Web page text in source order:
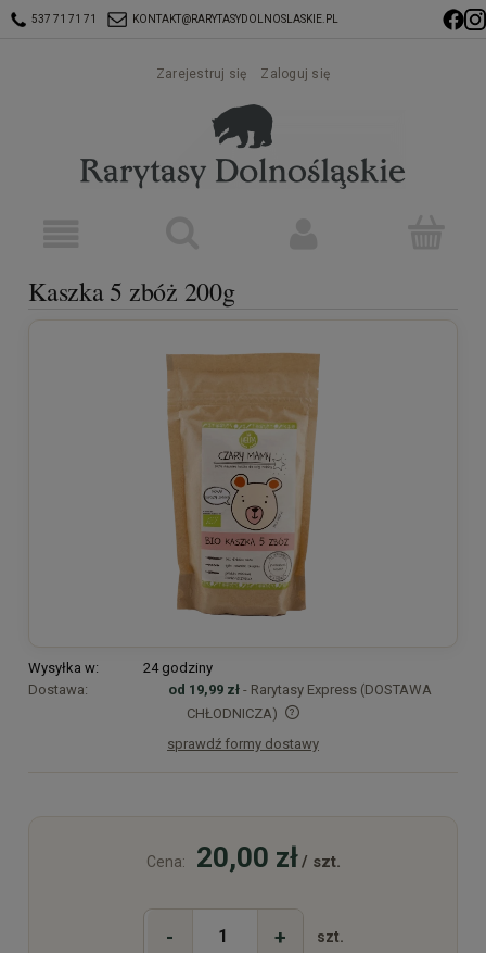
537 71 71 71 KONTAKT@RARYTASYDOLNOSLASKIE.PL
Zarejestruj się Zaloguj się
Kaszka 5 zbóż 200g
Wysyłka w:
24 godziny
Dostawa:
od 19,99 zł - Rarytasy Express (DOSTAWA
CHŁODNICZA)
Cena nie zawiera ewentualnych kosztów płatności
sprawdź formy dostawy
Cena: 20,00 zł/ szt.
- + szt.